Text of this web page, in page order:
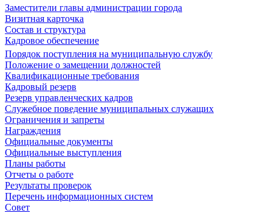
Заместители главы администрации города
Визитная карточка
Состав и структура
Кадровое обеспечение
Порядок поступления на муниципальную службу
Положение о замещении должностей
Квалификационные требования
Кадровый резерв
Резерв управленческих кадров
Служебное поведение муниципальных служащих
Ограничения и запреты
Награждения
Официальные документы
Официальные выступления
Планы работы
Отчеты о работе
Результаты проверок
Перечень информационных систем
Совет